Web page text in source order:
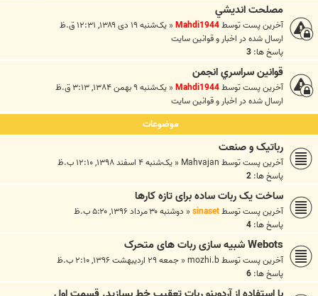
مصلحت انديشي
آخرین پست توسطMahdi1944
« یک‌شنبه ۱۹ دی ۱۳۸۹, ۱۲:۳۱ ق.ظ
ارسال شده در اخبار و قوانين سايت
پاسخ ها: 3
قوانين سراسري انجمن
آخرین پست توسطMahdi1944
« یک‌شنبه ۹ بهمن ۱۳۸۴, ۳:۱۳ ق.ظ
ارسال شده در اخبار و قوانين سايت
موضوعات
رباتیک و صنعت
آخرین پست توسط Mahvajan
« یک‌شنبه ۴ اسفند ۱۳۹۸, ۱۲:۱۰ ب.ظ
پاسخ ها: 2
ساخت یک ربات ساده برای تازه کارها
آخرین پست توسطsinaset
« دوشنبه ۳۰ مرداد ۱۳۹۶, ۵:۲۰ ب.ظ
پاسخ ها: 4
Webots شبیه سازی ربات های متحرک
آخرین پست توسطmozhi.b
« جمعه ۲۹ اردیبهشت ۱۳۹۶, ۲:۱۰ ب.ظ
پاسخ ها: 6